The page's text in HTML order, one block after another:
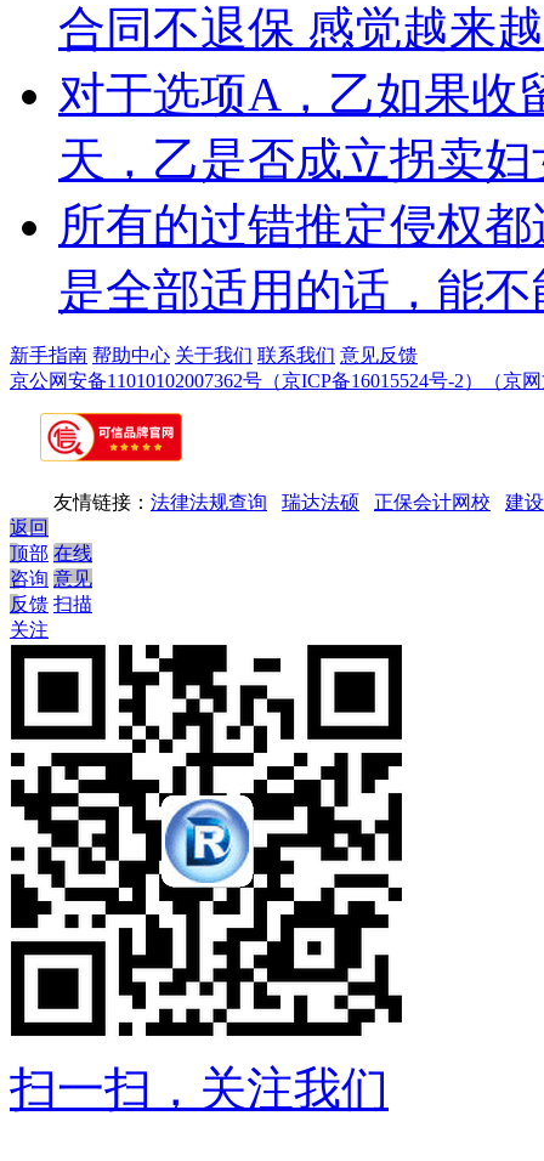
合同不退保 感觉越来
对于选项A，乙如果收
天，乙是否成立拐卖
所有的过错推定侵权
是全部适用的话，能
新手指南 帮助中心 关于我们 联系我们 意见反馈
京公网安备11010102007362号 （京ICP备16015524号-2） （京
友情链接： 法律法规查询 瑞达法硕 正保会计网校
建
返回
顶部 在线
咨询 意见
反馈 扫描
关注
扫一扫，关注我们